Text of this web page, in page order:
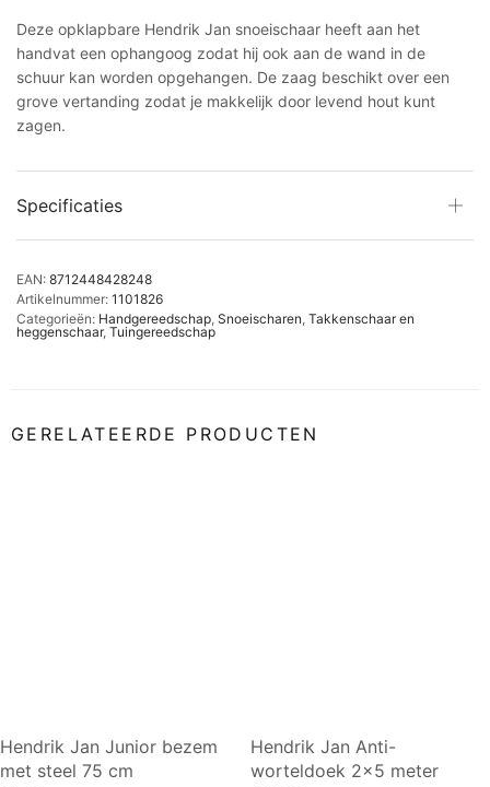
Deze opklapbare Hendrik Jan snoeischaar heeft aan het
handvat een ophangoog zodat hij ook aan de wand in de
schuur kan worden opgehangen. De zaag beschikt over een
grove vertanding zodat je makkelijk door levend hout kunt
zagen.
Specificaties
EAN: 8712448428248
Artikelnummer: 1101826
Categorieën: Handgereedschap, Snoeischaren, Takkenschaar en
heggenschaar, Tuingereedschap
GERELATEERDE PRODUCTEN
Hendrik Jan Junior bezem
met steel 75 cm
Hendrik Jan Anti-
worteldoek 2×5 meter